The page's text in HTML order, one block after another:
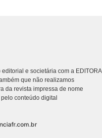
e societária com a EDITORA
que não realizamos
da revista impressa de nome
conteúdo digital